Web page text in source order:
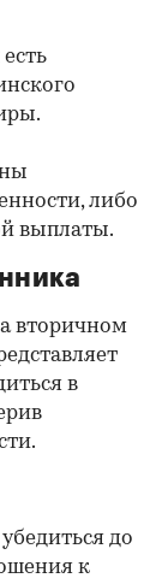
либо
выплаты.
вторичном
в
до
к